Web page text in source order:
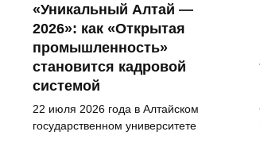
«Уникальный Алтай —
2026»: как «Открытая
промышленность»
становится кадровой
системой
22 июля 2026 года в Алтайском
государственном университете